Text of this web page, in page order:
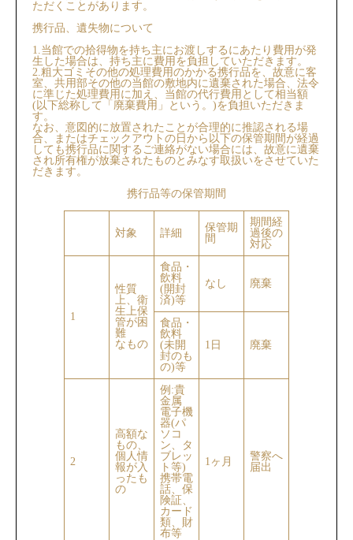
ただくことがあります。
携行品、遺失物について
1.当館での拾得物を持ち主にお渡しするにあたり費用が発
生した場合は、持ち主に費用を負担していただきます。
2.粗大ゴミその他の処理費用のかかる携行品を、故意に客
室、共用部その他の当館の敷地内に遺棄された場合、法令
に準じた処理費用に加え、当館の代行費用として相当額
(以下総称して「廃棄費用」という。)を負担いただきま
す。
なお、意図的に放置されたことが合理的に推認される場
合、またはチェックアウトの日から以下の保管期間が経過
しても携行品に関するご連絡がない場合には、故意に遺棄
され所有権が放棄されたものとみなす取扱いをさせていた
だきます。
携⾏品等の保管期間
対象 詳細
保管期
間
期間経
過後の
対応
1
性質
上、衛
生上保
管が困
難
なもの
食品・
飲料
(開封
済)等
なし 廃棄
食品・
飲料
(未開
封のも
の)等
1日 廃棄
2
高額な
もの、
個人情
報が入
ったも
の
例:貴
金属
電子機
器(パ
ソコ
ン、タ
ブレッ
ト等)
携帯電
話、保
険証、
カード
類、財
布等
1ヶ月
警察へ
届出